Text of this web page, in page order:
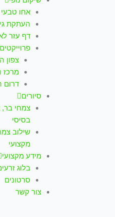
אחו טבעי
העתקת
דף עזר
צפון
מרכז
דרום
סיורים
צמחי בר,
בסיסי
שילוב
מקצועי
מידע מקצועי
בלוג
סרטונים
צור קשר